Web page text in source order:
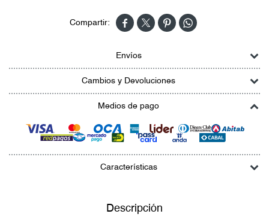
   
Envíos
Cambios y Devoluciones
Medios de pago
Características
Descripción